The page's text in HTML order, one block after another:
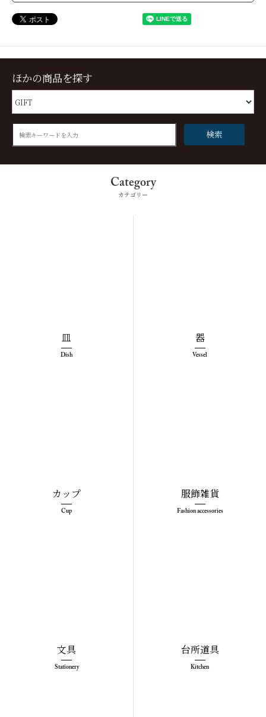
ほかの商品を探す
検索
Category
カテゴリー
皿
Dish
器
Vessel
カップ
Cup
服飾雑貨
Fashion accessories
文具
Stationery
台所道具
Kitchen